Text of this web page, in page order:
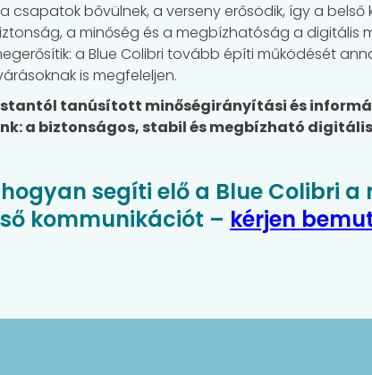
csapatok bővülnek, a verseny erősödik, így a
a minőség és a megbízhatóság a digitális
a Blue Colibri tovább építi működését
is megfeleljen.
tanúsított minőségirányítási és
a biztonságos, stabil és megbízható
hogyan segíti elő a Blue Colibri
kommunikációt – kérjen